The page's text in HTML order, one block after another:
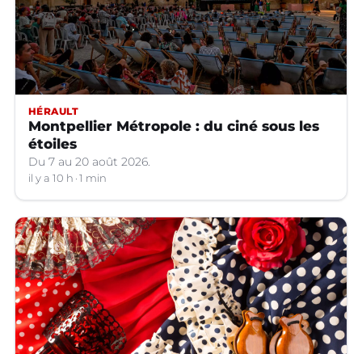
HÉRAULT
Montpellier Métropole : du ciné sous les
étoiles
Du 7 au 20 août 2026.
il y a 10 h 1 min